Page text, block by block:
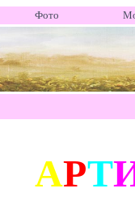
Фото
АРТ